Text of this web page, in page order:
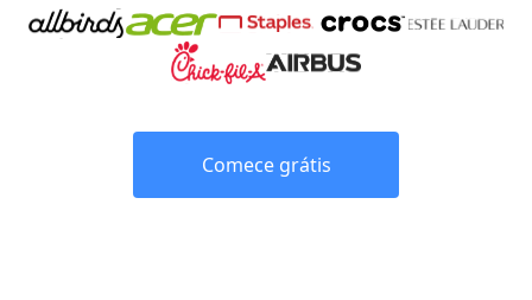
Comece grátis